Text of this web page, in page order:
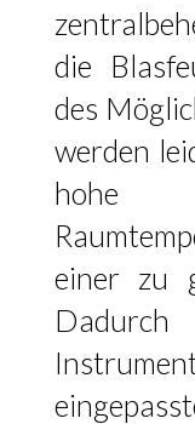
die
des
werden
hohe
einer zu